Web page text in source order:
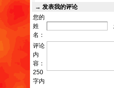
→ 发表我的评论
您的
姓
名：
评论
内
容：
250
字内